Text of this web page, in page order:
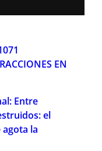
EN
Entre
el
la